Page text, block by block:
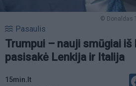
© Donaldas
Pasaulis
Trumpui – nauji smūgiai iš
pasisakė Lenkija ir Italija
15min.lt